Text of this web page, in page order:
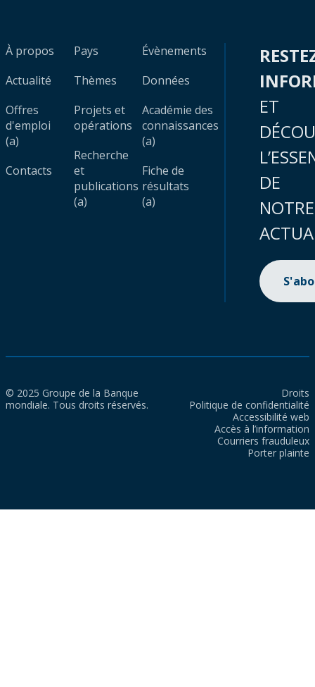
À propos
Actualité
Offres
d'emploi
(a)
Contacts
Pays
Thèmes
Projets et
opérations
Recherche
et
publications
(a)
Évènements
Données
Académie des
connaissances
(a)
Fiche de
résultats
(a)
ET
DE
NOTRE
© 2025 Groupe de la Banque
mondiale. Tous droits réservés.
Droits
Politique de confidentialité
Accessibilité web
Accès à l’information
Courriers frauduleux
Porter plainte